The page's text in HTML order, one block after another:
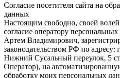
Согласие посетителя сайта на
данных
Настоящим свободно, своей
согласие оператору
Артем Владимирович,
законодательством РФ по адресу:
Нижний Сусальный переулок, 5
Оператор), на
обработку моих персональных